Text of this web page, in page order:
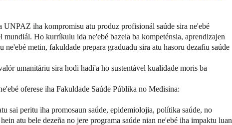
UNPAZ iha kompromisu atu produz profisionál saúde sira ne'ebé
Ho kurríkulu ida ne'ebé bazeia ba kompeténsia, aprendizajen
metin, fakuldade prepara graduadu sira atu hasoru dezafiu saúde
umanitáriu sira hodi hadi'a ho sustentável kualidade moris ba
oferese iha Fakuldade Saúde Públika no Medisina:
sai peritu iha promosaun saúde, epidemiolojia, polítika saúde, no
atu bele dezeña no jere programa saúde nian ne'ebé iha impaktu luan